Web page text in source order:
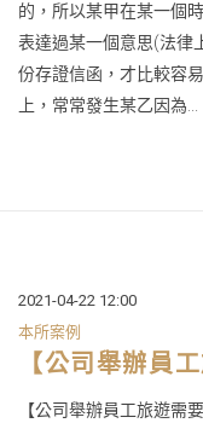
的，所以某甲在某一個
表達過某一個意思(法律
份存證信函，才比較容
上，常常發生某乙因為...
2021-04-22 12:00
本所案例
【公司舉辦員
【公司舉辦員工旅遊需